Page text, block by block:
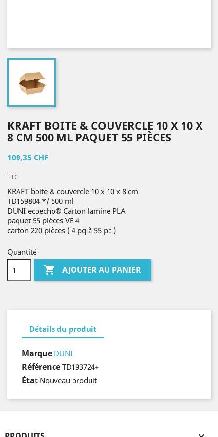
KRAFT BOITE & COUVERCLE 10 X 10 X
8 CM 500 ML PAQUET 55 PIÈCES
109,35 CHF
TTC
KRAFT boite & couvercle 10 x 10 x 8 cm
TD159804 */ 500 ml
DUNI ecoecho® Carton laminé PLA
paquet 55 pièces VE 4
carton 220 pièces ( 4 pq à 55 pc )
Quantité
 AJOUTER AU PANIER
Détails du produit
Marque DUNI
Référence TD193724+
État Nouveau produit